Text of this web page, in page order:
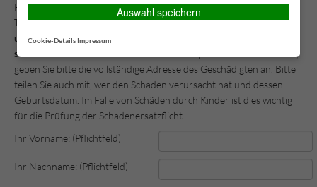
Formular vollständig aus.Bitte geben Sie auch eine
Telefonnummer unter der wir Sie erreichen können an, damit wir
uns, im Falle von Rückfragen, schnell mit Ihnen in Verbindung
setzen können.
geben Sie bitte die vollständige Adresse des Geschädigten an. Bitte
teilen Sie auch mit, wer den Schaden verursacht hat und dessen
Geburtsdatum. Im Falle von Schäden durch Kinder ist dies wichtig
für die Prüfung der Schadenersatzflicht.
Ihr Vorname: (Pflichtfeld)
Ihr Nachname: (Pflichtfeld)
Auswahl speichern
Cookie-Details Impressum